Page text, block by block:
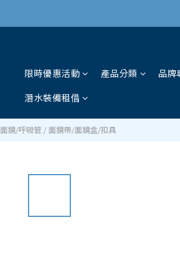
限時優惠活動 產品分類
品牌
潛水裝備租借
面鏡/呼吸管 / 面鏡帶/面鏡盒/扣具